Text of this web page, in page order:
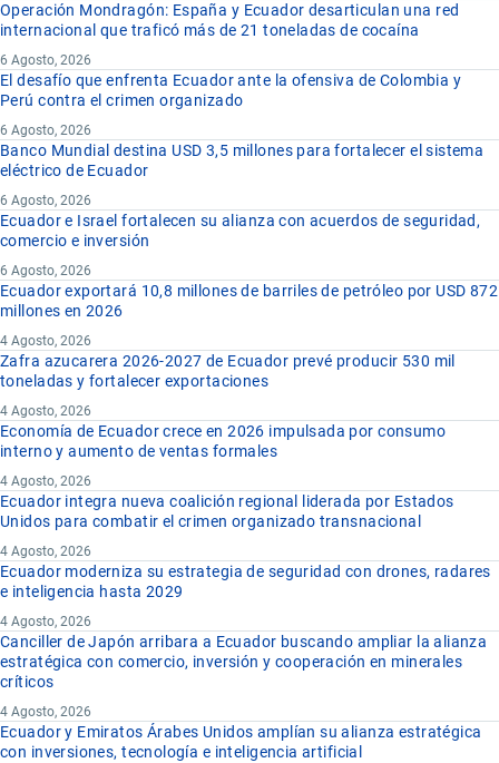
Operación Mondragón: España y Ecuador desarticulan una red
internacional que traficó más de 21 toneladas de cocaína
6 Agosto, 2026
El desafío que enfrenta Ecuador ante la ofensiva de Colombia y
Perú contra el crimen organizado
6 Agosto, 2026
Banco Mundial destina USD 3,5 millones para fortalecer el sistema
eléctrico de Ecuador
6 Agosto, 2026
Ecuador e Israel fortalecen su alianza con acuerdos de seguridad,
comercio e inversión
6 Agosto, 2026
Ecuador exportará 10,8 millones de barriles de petróleo por USD 872
millones en 2026
4 Agosto, 2026
Zafra azucarera 2026-2027 de Ecuador prevé producir 530 mil
toneladas y fortalecer exportaciones
4 Agosto, 2026
Economía de Ecuador crece en 2026 impulsada por consumo
interno y aumento de ventas formales
4 Agosto, 2026
Ecuador integra nueva coalición regional liderada por Estados
Unidos para combatir el crimen organizado transnacional
4 Agosto, 2026
Ecuador moderniza su estrategia de seguridad con drones, radares
e inteligencia hasta 2029
4 Agosto, 2026
Canciller de Japón arribara a Ecuador buscando ampliar la alianza
estratégica con comercio, inversión y cooperación en minerales
críticos
4 Agosto, 2026
Ecuador y Emiratos Árabes Unidos amplían su alianza estratégica
con inversiones, tecnología e inteligencia artificial